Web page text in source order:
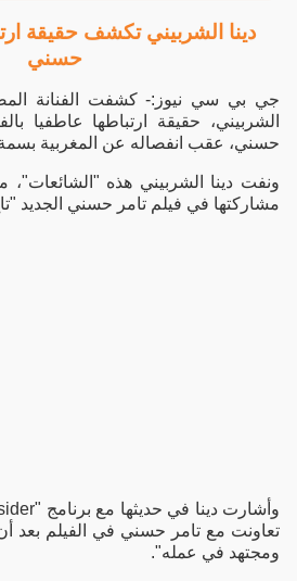
دينا الشربيني تكشف حقيقة
حسني
جي بي سي نيوز:- كشفت الفنانة
الشربيني، حقيقة ارتباطها عاطفيا
حسني، عقب انفصاله عن المغربية
ونفت دينا الشربيني هذه
مشاركتها في فيلم تامر حسني الجديد
تعاونت مع تامر حسني في الفيلم
ومجتهد في عمله".